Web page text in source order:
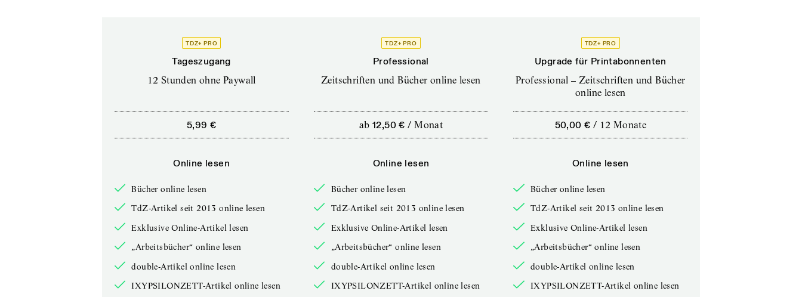
TDZ+ PRO
Tageszugang
12 Stunden ohne Paywall
5,99 €
Online lesen
Bücher online lesen
TdZ-Artikel seit 2013 online lesen
Exklusive Online-Artikel lesen
„Arbeitsbücher“ online lesen
double-Artikel online lesen
IXYPSILONZETT-Artikel online lesen
TDZ+ PRO
Professional
Zeitschriften und Bücher online lesen
ab 12,50 € /Monat
Online lesen
Bücher online lesen
TdZ-Artikel seit 2013 online lesen
Exklusive Online-Artikel lesen
„Arbeitsbücher“ online lesen
double-Artikel online lesen
IXYPSILONZETT-Artikel online lesen
TDZ+ PRO
Upgrade für Printabonnenten
Professional – Zeitschriften und Bücher
online lesen
50,00 € / 12 Monate
Online lesen
Bücher online lesen
TdZ-Artikel seit 2013 online lesen
Exklusive Online-Artikel lesen
„Arbeitsbücher“ online lesen
double-Artikel online lesen
IXYPSILONZETT-Artikel online lesen